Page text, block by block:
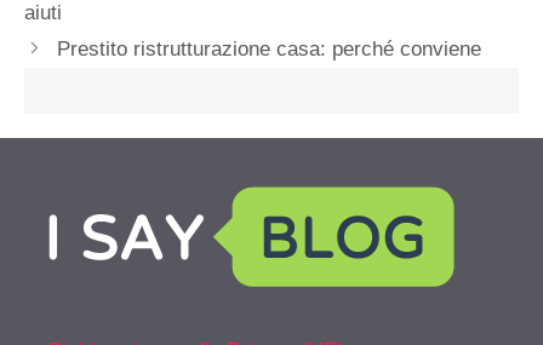
aiuti
Prestito ristrutturazione casa: perché conviene